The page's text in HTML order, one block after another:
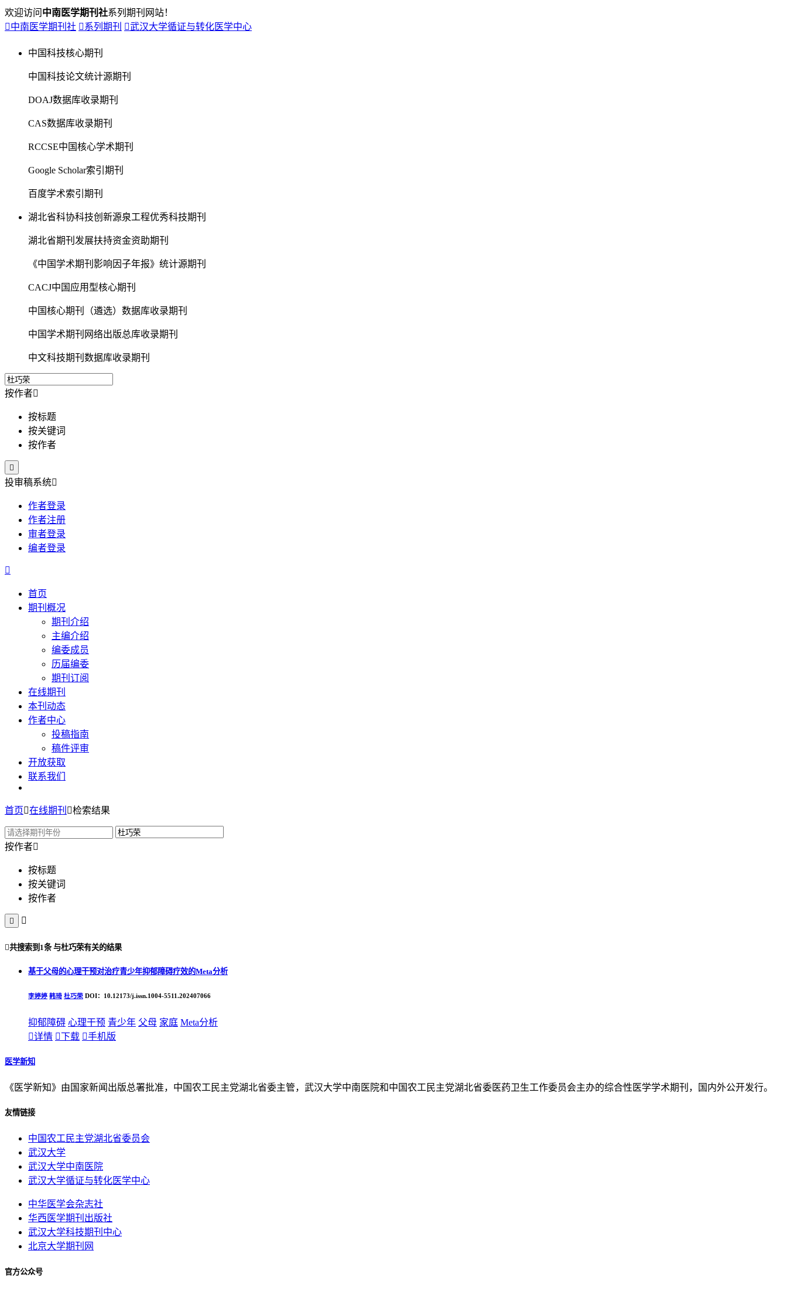
欢迎访问 中南医学期刊社系列期刊网站！
中南医学期刊社 系列期刊 武汉大学循证与转化医学中心
中国科技核心期刊
中国科技论文统计源期刊
DOAJ数据库收录期刊
CAS数据库收录期刊
RCCSE中国核心学术期刊
Google Scholar索引期刊
百度学术索引期刊
湖北省科协科技创新源泉工程优秀科技期刊
湖北省期刊发展扶持资金资助期刊
《中国学术期刊影响因子年报》统计源期刊
CACJ中国应用型核心期刊
中国核心期刊（遴选）数据库收录期刊
中国学术期刊网络出版总库收录期刊
中文科技期刊数据库收录期刊
按作者
按标题
按关键词
按作者

投审稿系统
作者登录
作者注册
审者登录
编者登录

首页
期刊概况
期刊介绍
主编介绍
编委成员
历届编委
期刊订阅
在线期刊
本刊动态
作者中心
投稿指南
稿件评审
开放获取
联系我们
首页在线期刊 检索结果
按作者
按标题
按关键词
按作者
 
共搜索到 1条与杜巧荣有关的结果
基于父母的心理干预对治疗青少年抑郁障碍疗效的Meta分析
李婷婷 韩琦 杜巧荣 DOI：10.12173/j.issn.1004-5511.202407066
抑郁障碍 心理干预 青少年 父母 家庭 Meta分析
详情 下载 手机版
医学新知
《医学新知》由国家新闻出版总署批准，中国农工民主党湖北省委主管，武汉大学中南医院和中国农工民主党湖北省委医药卫生工作委员会主办的综合性医学学术期刊，国内外公开发行。
友情链接
中国农工民主党湖北省委员会
武汉大学
武汉大学中南医院
武汉大学循证与转化医学中心
中华医学会杂志社
华西医学期刊出版社
武汉大学科技期刊中心
北京大学期刊网
官方公众号